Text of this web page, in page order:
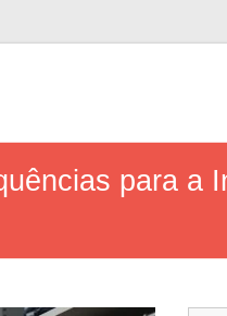
para a